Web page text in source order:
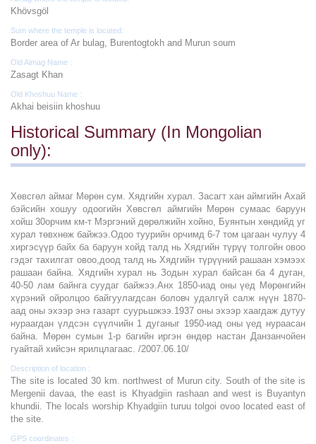
Khövsgöl
Sum where the temple is located:
Border area of Ar bulag, Burentogtokh and Murun soum
Old Aimag Name :
Zasagt Khan
Old Khoshuu Name :
Akhai beisiin khoshuu
Historical Summary (In Mongolian
only):
Хөвсгөл аймаг Мөрөн сум. Хядгийн хурал. Засагт хан аймгийн Ахай
бэйсийн хошуу одоогийн Хөвсгөл аймгийн Мөрөн сумаас баруун
хойш 30орчим км-т Мэргэний дөрөлжийн хойно, Буянтын хөндийд уг
хурал төвхнөж байжээ.Одоо туурийн орчимд 6-7 том цагаан чулуу 4
хиргэсүүр байх ба баруун хойд талд нь Хядгийн түрүү толгойн овоо
гэдэг тахилгат овоо,доод талд нь Хядгийн түрүүний рашаан хэмээх
рашаан байна. Хядгийн хурал нь Зодын хурал байсан ба 4 дуган,
40-50 лам байнга суудаг байжээ.Анх 1850-иад оны үед Мөрөнгийн
хүрэний ойролцоо байгуулагдсан боловч удалгүй салж нүүн 1870-
аад оны эхээр энэ газарт суурьшжээ.1937 оны эхээр хаагдаж дутуу
нураагдан үлдсэн сүүлчийн 1 дуганыг 1950-иад оны үед нураасан
байна. Мөрөн сумын 1-р багийн иргэн өндөр настан Данзанчойен
гуайтай хийсэн ярилцлагаас. /2007.06.10/
Description of location :
The site is located 30 km. northwest of Murun city. South of the site is
Mergenii davaa, the east is Khyadgiin rashaan and west is Buyantyn
khundii. The locals worship Khyadgiin turuu tolgoi ovoo located east of
the site.
GPS coordinates :